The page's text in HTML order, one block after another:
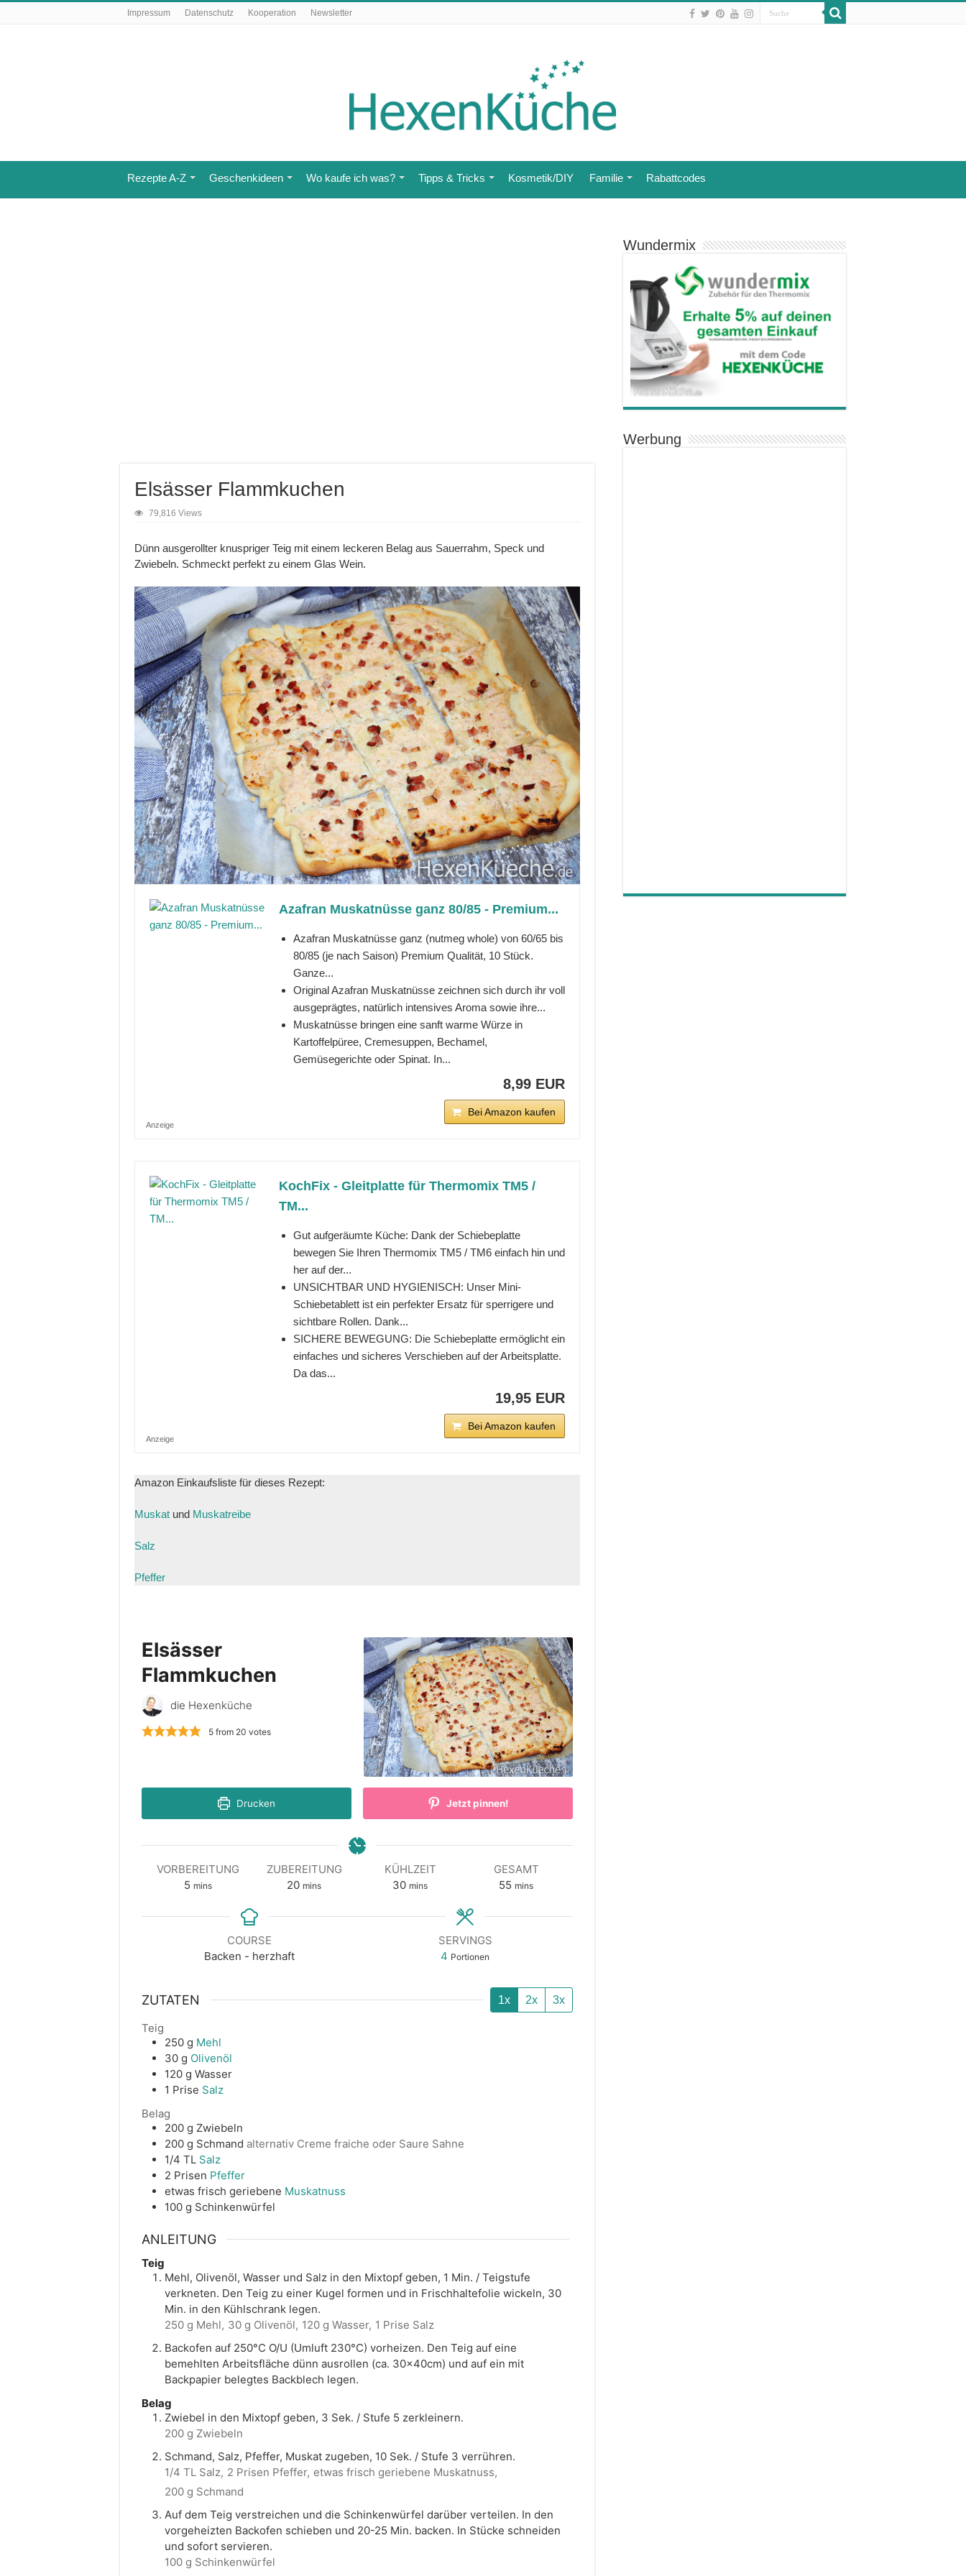
Impressum Datenschutz Kooperation Newsletter
Rezepte A-Z Geschenkideen Wo kaufe ich was? Tipps & Tricks Kosmetik/DIY Familie Rabattcodes
Elsässer Flammkuchen
79,816 Views
Dünn ausgerollter knuspriger Teig mit einem leckeren Belag aus Sauerrahm, Speck und
Zwiebeln. Schmeckt perfekt zu einem Glas Wein.
Azafran Muskatnüsse ganz 80/85 - Premium...
Azafran Muskatnüsse ganz (nutmeg whole) von 60/65 bis
80/85 (je nach Saison) Premium Qualität, 10 Stück.
Ganze...
Original Azafran Muskatnüsse zeichnen sich durch ihr voll
ausgeprägtes, natürlich intensives Aroma sowie ihre...
Muskatnüsse bringen eine sanft warme Würze in
Kartoffelpüree, Cremesuppen, Bechamel,
Gemüsegerichte oder Spinat. In...
8,99 EUR
Bei Amazon kaufen
Anzeige
KochFix - Gleitplatte für Thermomix TM5 /
TM...
Gut aufgeräumte Küche: Dank der Schiebeplatte
bewegen Sie Ihren Thermomix TM5 / TM6 einfach hin und
her auf der...
UNSICHTBAR UND HYGIENISCH: Unser Mini-
Schiebetablett ist ein perfekter Ersatz für sperrigere und
sichtbare Rollen. Dank...
SICHERE BEWEGUNG: Die Schiebeplatte ermöglicht ein
einfaches und sicheres Verschieben auf der Arbeitsplatte.
Da das...
19,95 EUR
Bei Amazon kaufen
Anzeige
Amazon Einkaufsliste für dieses Rezept:
Muskat und Muskatreibe
Salz
Pfeffer
Elsässer
Flammkuchen
die Hexenküche
5from 20 votes
Drucken Jetzt pinnen!
VORBEREITUNG
5 minutes
mins
ZUBEREITUNG
20minutes
mins
KÜHLZEIT
30minutes
mins
GESAMT
55 minutes
mins
COURSE
Backen - herzhaft
SERVINGS
4 Portionen
ZUTATEN 1x 2x 3x
Teig
250 g Mehl
30 g Olivenöl
120 g Wasser
1 Prise Salz
Belag
200 g Zwiebeln
200 g Schmand alternativ Creme fraiche oder Saure Sahne
1/4 TL Salz
2 Prisen Pfeffer
etwas frisch geriebene Muskatnuss
100 g Schinkenwürfel
ANLEITUNG
Teig
Mehl, Olivenöl, Wasser und Salz in den Mixtopf geben, 1 Min. / Teigstufe
verkneten. Den Teig zu einer Kugel formen und in Frischhaltefolie wickeln, 30
Min. in den Kühlschrank legen.
250 g Mehl, 30 g Olivenöl, 120 g Wasser, 1 Prise Salz
Backofen auf 250°C O/U (Umluft 230°C) vorheizen. Den Teig auf eine
bemehlten Arbeitsfläche dünn ausrollen (ca. 30x40cm) und auf ein mit
Backpapier belegtes Backblech legen.
Belag
Zwiebel in den Mixtopf geben, 3 Sek. / Stufe 5 zerkleinern.
200 g Zwiebeln
Schmand, Salz, Pfeffer, Muskat zugeben, 10 Sek. / Stufe 3 verrühren.
1/4 TL Salz, 2 Prisen Pfeffer, etwas frisch geriebene Muskatnuss,
200 g Schmand
Auf dem Teig verstreichen und die Schinkenwürfel darüber verteilen. In den
vorgeheizten Backofen schieben und 20-25 Min. backen. In Stücke schneiden
und sofort servieren.
100 g Schinkenwürfel
Wundermix
Werbung